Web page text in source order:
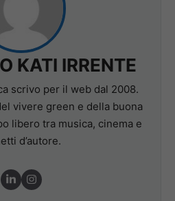
KATI IRRENTE
scrivo per il web dal 2008.
vivere green e della buona
libero tra musica, cinema e
d’autore.